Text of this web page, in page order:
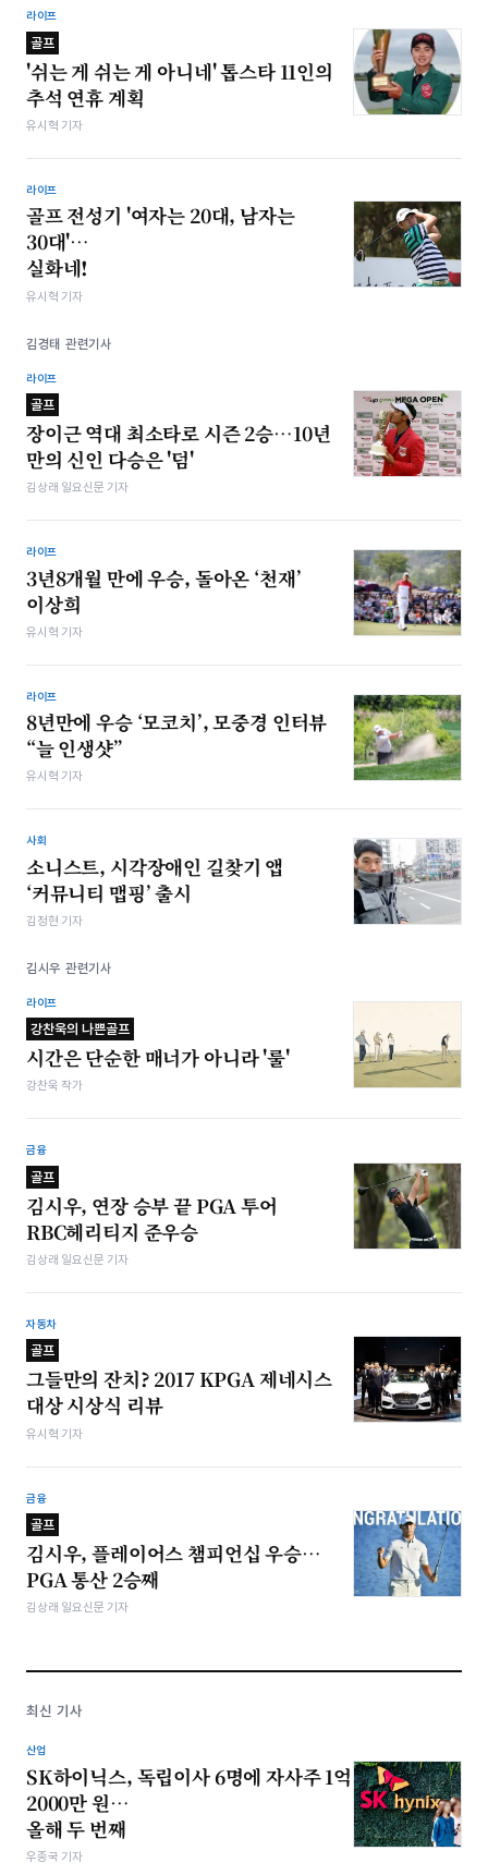
라이프
골프
'쉬는 게 쉬는 게 아니네' 톱스타 11인의
추석 연휴 계획
유시혁 기자
라이프
골프 전성기 '여자는 20대, 남자는
30대'…
실화네!
유시혁 기자
김경태 관련기사
라이프
골프
장이근 역대 최소타로 시즌 2승…10년
만의 신인 다승은 '덤'
김상래 일요신문 기자
라이프
3년8개월 만에 우승, 돌아온 ‘천재’
이상희
유시혁 기자
라이프
8년만에 우승 ‘모코치’, 모중경 인터뷰
“늘 인생샷”
유시혁 기자
사회
소니스트, 시각장애인 길찾기 앱
‘커뮤니티 맵핑’ 출시
김정현 기자
김시우 관련기사
라이프
강찬욱의 나쁜골프
시간은 단순한 매너가 아니라 '룰'
강찬욱 작가
금융
골프
김시우, 연장 승부 끝 PGA 투어
RBC헤리티지 준우승
김상래 일요신문 기자
자동차
골프
그들만의 잔치? 2017 KPGA 제네시스
대상 시상식 리뷰
유시혁 기자
금융
골프
김시우, 플레이어스 챔피언십 우승…
PGA 통산 2승째
김상래 일요신문 기자
최신 기사
산업
SK하이닉스, 독립이사 6명에 자사주 1억
2000만 원…
올해 두 번째
우종국 기자